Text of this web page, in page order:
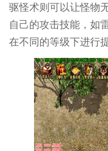
驱怪术则可以让怪物
自己的攻击技能，如
在不同的等级下进行